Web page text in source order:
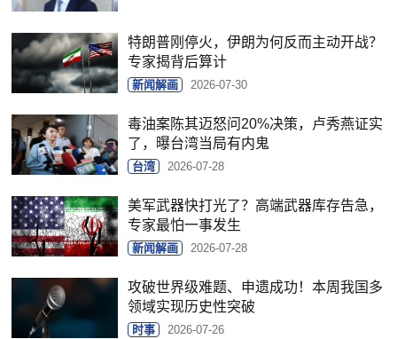
特朗普刚停火，伊朗为何反而主动开战？
专家揭背后算计
新闻解画 2026-07-30
毒油案陈其迈怒问20%决策，卢秀燕证实
了，曝台湾当局有内鬼
台湾 2026-07-28
美军武器快打光了？高端武器库存告急，
专家最怕一事发生
新闻解画 2026-07-28
攻破世界级难题、申遗成功！本周我国多
领域实现历史性突破
时事 2026-07-26